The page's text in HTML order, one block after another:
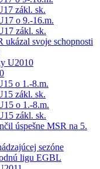
zákl. sk.
o 9.-16.m.
zákl. sk.
ukázal svoje schopnosti
U2010
o 1.-8.m.
zákl. sk.
o 1.-8.m.
zákl. sk.
úspešne MSR na 5.
sezóne
ligu EGBL